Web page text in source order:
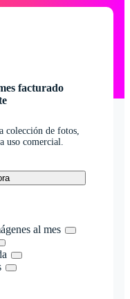
facturado
colección de fotos,
uso comercial.
al mes